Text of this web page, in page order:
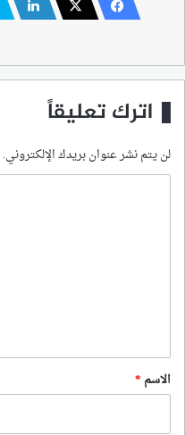
اترك تعليقاً
لن يتم نشر عنوان بريدك الإلكتروني.
*
الاسم *